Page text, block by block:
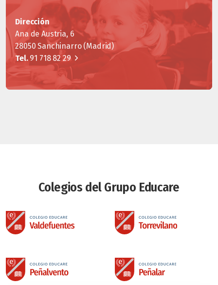
Dirección
Ana de Austria, 6
28050 Sanchinarro (Madrid)
Tel. 91 718 82 29
Colegios del Grupo Educare